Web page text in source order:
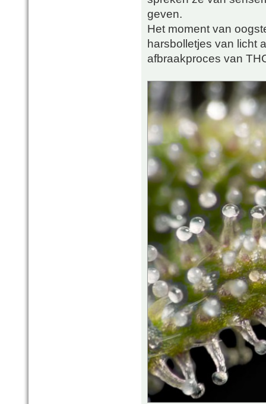
geven.
Het moment van
harsbolletjes van licht
afbraakproces van